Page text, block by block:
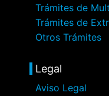
Trámites de
Trámites de
Otros Trámites
Legal
Aviso Legal